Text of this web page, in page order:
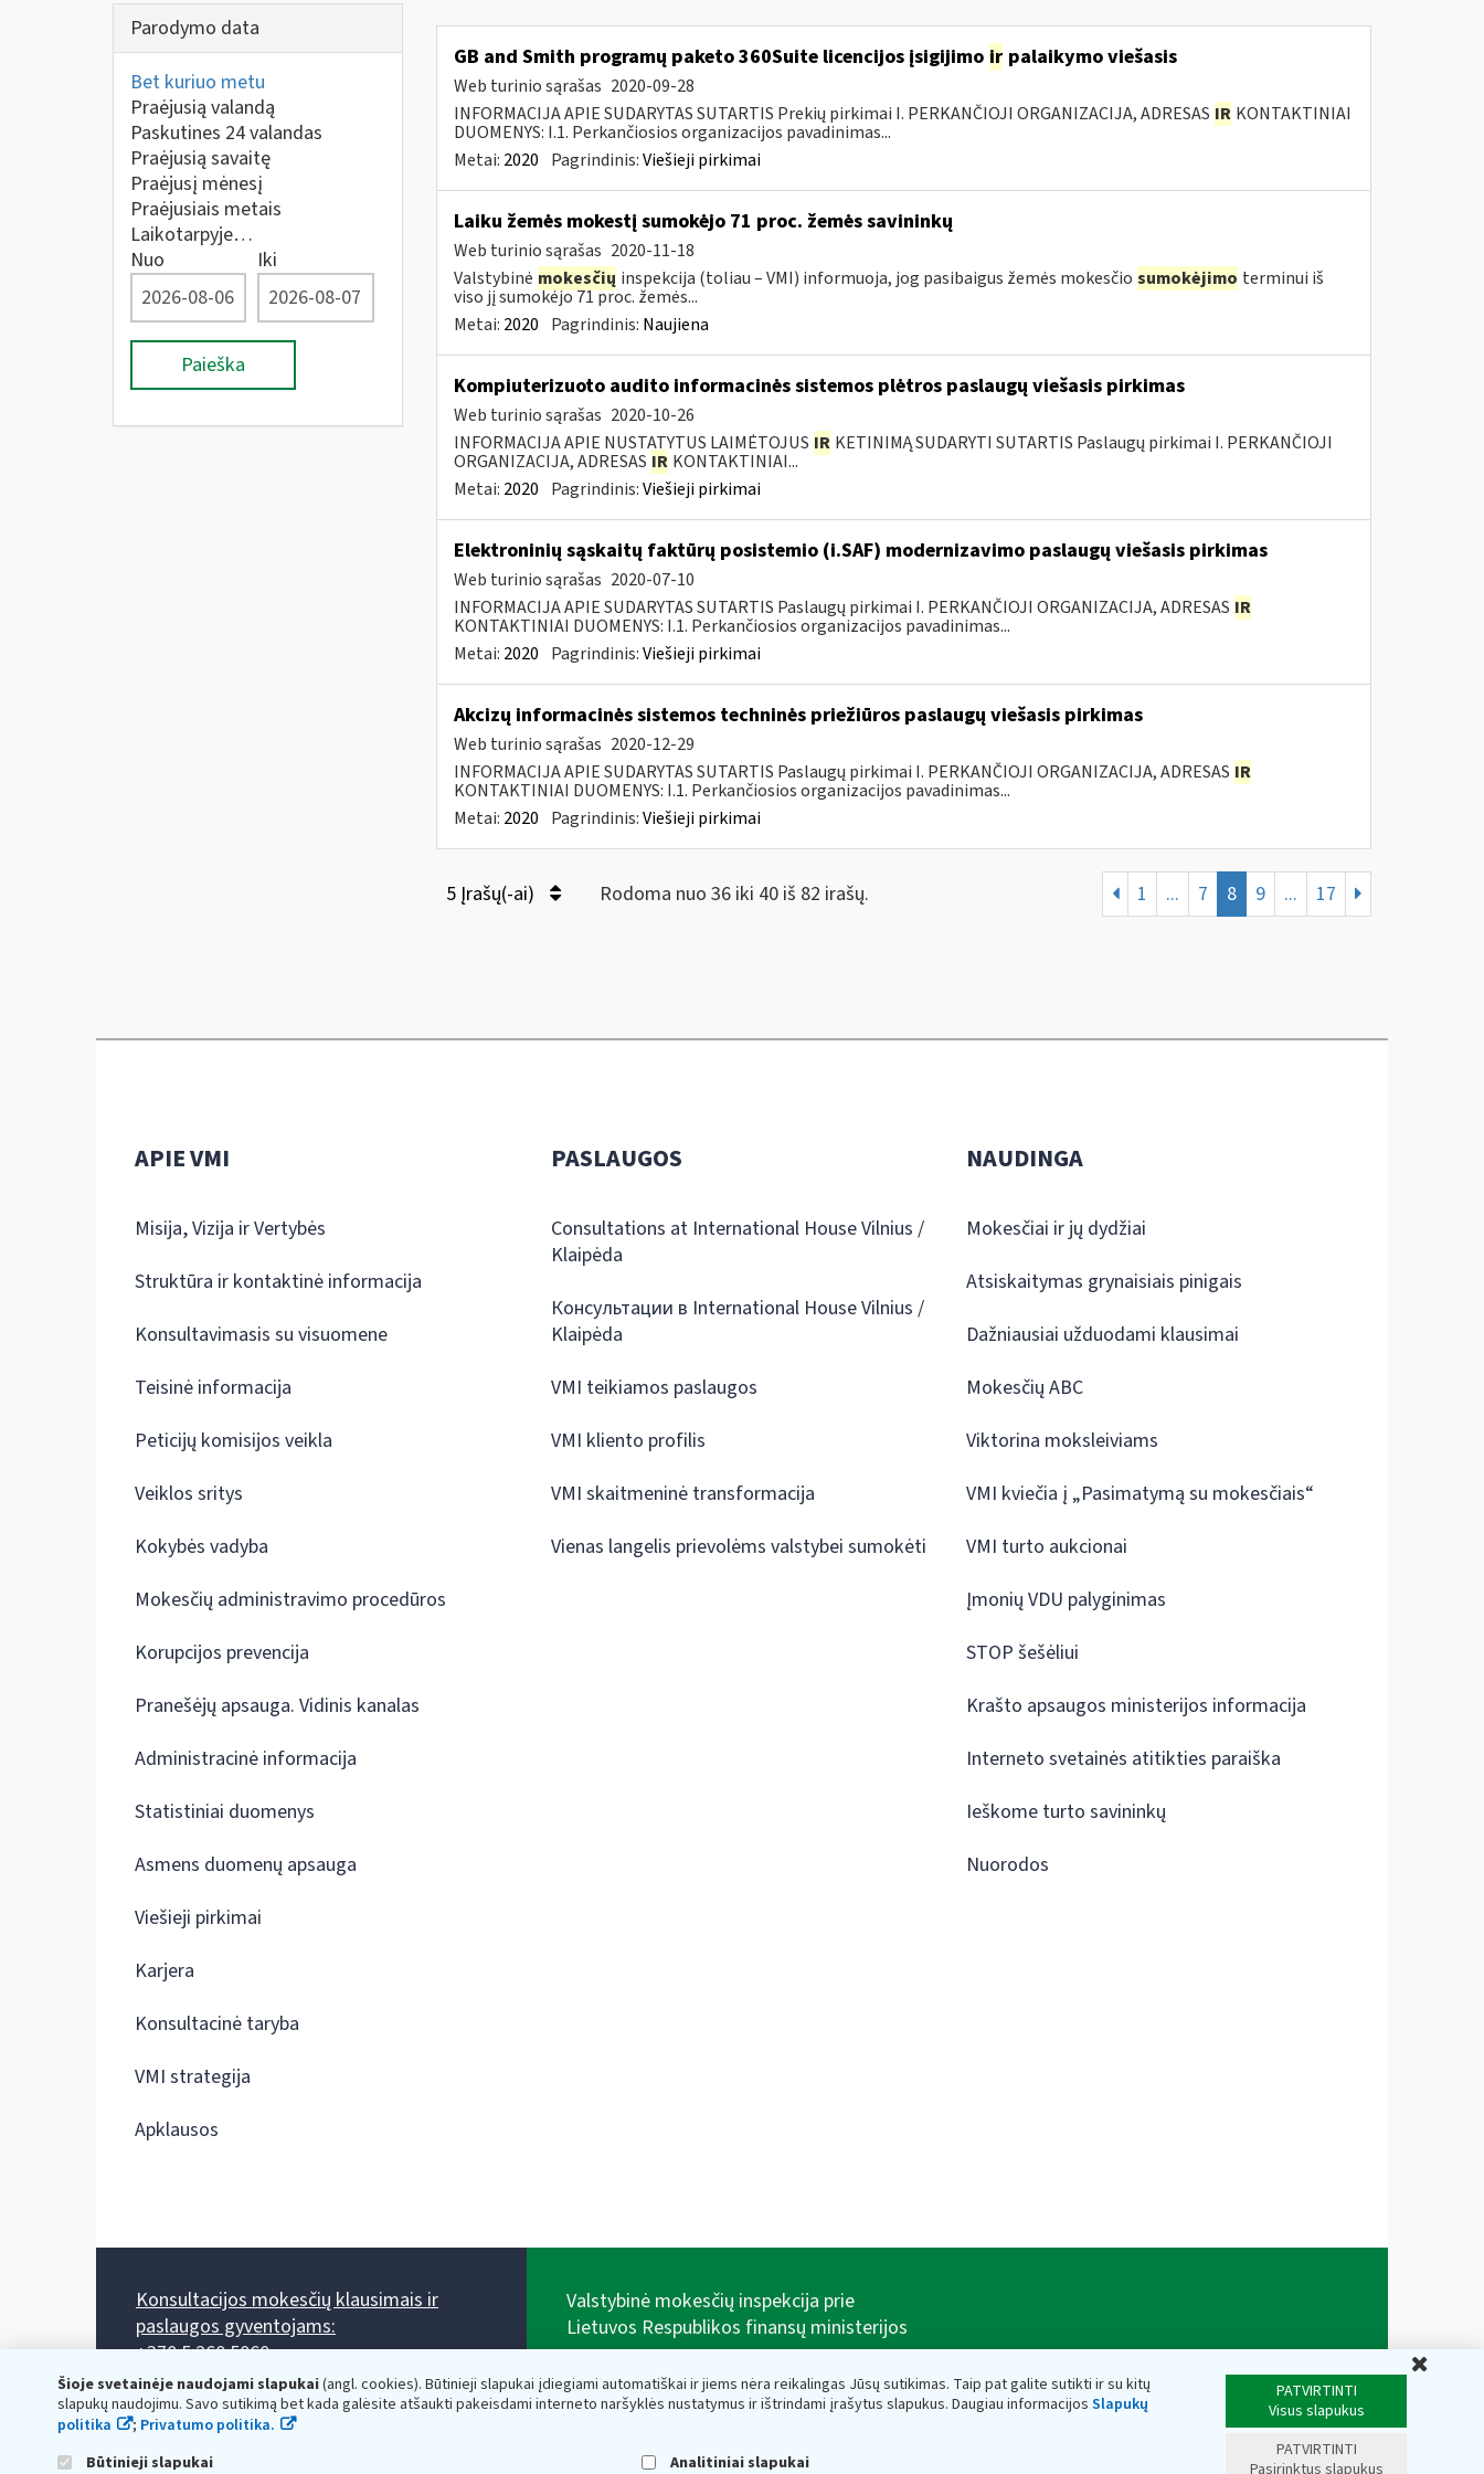
Parodymo data
Bet kuriuo metu
Praėjusią valandą
Paskutines 24 valandas
Praėjusią savaitę
Praėjusį mėnesį
Praėjusiais metais
Laikotarpyje…
Nuo
Iki
Paieška
GB and Smith programų paketo 360Suite licencijos įsigijimo irpalaikymo viešasis
Web turinio sąrašas 2020-09-28
INFORMACIJA APIE SUDARYTAS SUTARTIS Prekių pirkimai I. PERKANČIOJI ORGANIZACIJA, ADRESAS IR KONTAKTINIAI
DUOMENYS: I.1. Perkančiosios organizacijos pavadinimas...
Metai: 2020 Pagrindinis:Viešieji pirkimai
Laiku žemės mokestį sumokėjo 71 proc. žemės savininkų
Web turinio sąrašas 2020-11-18
Valstybinė mokesčių inspekcija (toliau – VMI) informuoja, jog pasibaigus žemės mokesčio sumokėjimo terminui iš
viso jį sumokėjo 71 proc. žemės...
Metai: 2020 Pagrindinis: Naujiena
Kompiuterizuoto audito informacinės sistemos plėtros paslaugų viešasis pirkimas
Web turinio sąrašas 2020-10-26
INFORMACIJA APIE NUSTATYTUS LAIMĖTOJUS IR KETINIMĄ SUDARYTI SUTARTIS Paslaugų pirkimai I. PERKANČIOJI
ORGANIZACIJA, ADRESAS IR KONTAKTINIAI...
Metai: 2020 Pagrindinis:Viešieji pirkimai
Elektroninių sąskaitų faktūrų posistemio (i.SAF) modernizavimo paslaugų viešasis pirkimas
Web turinio sąrašas 2020-07-10
INFORMACIJA APIE SUDARYTAS SUTARTIS Paslaugų pirkimai I. PERKANČIOJI ORGANIZACIJA, ADRESAS IR
KONTAKTINIAI DUOMENYS: I.1. Perkančiosios organizacijos pavadinimas...
Metai: 2020 Pagrindinis:Viešieji pirkimai
Akcizų informacinės sistemos techninės priežiūros paslaugų viešasis pirkimas
Web turinio sąrašas 2020-12-29
INFORMACIJA APIE SUDARYTAS SUTARTIS Paslaugų pirkimai I. PERKANČIOJI ORGANIZACIJA, ADRESAS IR
KONTAKTINIAI DUOMENYS: I.1. Perkančiosios organizacijos pavadinimas...
Metai: 2020 Pagrindinis:Viešieji pirkimai
5 Įrašų(-ai) Rodoma nuo 36 iki 40 iš 82 irašų. 1 ... 7 8 9 ... 17
Šioje svetainėje naudojami slapukai(angl. cookies). Būtinieji slapukai įdiegiami automatiškai ir jiems nėra reikalingas Jūsų sutikimas. Taip pat galite sutikti ir su kitų
slapukų naudojimu. Savo sutikimą bet kada galėsite atšaukti pakeisdami interneto naršyklės nustatymus ir ištrindami įrašytus slapukus. Daugiau informacijos Slapukų
politika
; Privatumo politika.
Būtinieji slapukai
Analitiniai slapukai
PATVIRTINTI
Visus slapukus
PATVIRTINTI
Pasirinktus slapukus
APIE VMI
Misija, Vizija ir Vertybės
Struktūra ir kontaktinė informacija
Konsultavimasis su visuomene
Teisinė informacija
Peticijų komisijos veikla
Veiklos sritys
Kokybės vadyba
Mokesčių administravimo procedūros
Korupcijos prevencija
Pranešėjų apsauga. Vidinis kanalas
Administracinė informacija
Statistiniai duomenys
Asmens duomenų apsauga
Viešieji pirkimai
Karjera
Konsultacinė taryba
VMI strategija
Apklausos
PASLAUGOS
Consultations at International House Vilnius /
Klaipėda
Консультации в International House Vilnius /
Klaipėda
VMI teikiamos paslaugos
VMI kliento profilis
VMI skaitmeninė transformacija
Vienas langelis prievolėms valstybei sumokėti
NAUDINGA
Mokesčiai ir jų dydžiai
Atsiskaitymas grynaisiais pinigais
Dažniausiai užduodami klausimai
Mokesčių ABC
Viktorina moksleiviams
VMI kviečia į „Pasimatymą su mokesčiais“
VMI turto aukcionai
Įmonių VDU palyginimas
STOP šešėliui
Krašto apsaugos ministerijos informacija
Interneto svetainės atitikties paraiška
Ieškome turto savininkų
Nuorodos
Konsultacijos mokesčių klausimais ir
paslaugos gyventojams:
+370 5 260 5060
Darbo laikas: I-IV 8.00-17.00, V 8.00-15.45.
Prieššventinę dieną - viena valanda trumpiau.
Kiekvieno mėnesio antrą penktadienį 8.00 val. - 12.00 val.
Mano VMI
Valstybinė mokesčių inspekcija prie
Lietuvos Respublikos finansų ministerijos
adresas: Vasario 16-osios g. 14, 01107 Vilnius, Lietuva,
el.paštas:vmi@vmi.lt, E. pristatymo dėžutės adresas
Lietuvos Respublikos finansų ministerijos kaupiami ir
saugomi Juridinių asmenų registre